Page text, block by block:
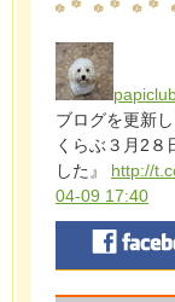
ブログを更新
くらぶ３月2８
した』 http://
04-09 17:40